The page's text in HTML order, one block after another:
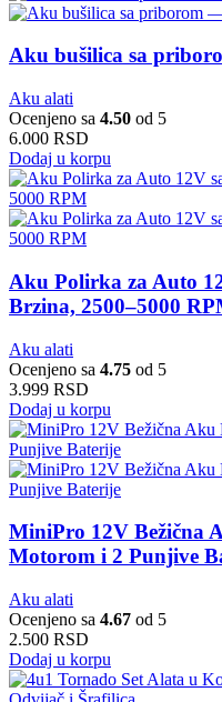
Aku bušilica sa
Aku alati
Ocenjeno sa 4.50 od 5
6.000 RSD
Dodaj u korpu
Aku Polirka za Auto
Brzina, 2500–5000
Aku alati
Ocenjeno sa 4.75 od 5
3.999 RSD
Dodaj u korpu
MiniPro 12V Bežična
Motorom i 2 Punjive
Aku alati
Ocenjeno sa 4.67 od 5
2.500 RSD
Dodaj u korpu